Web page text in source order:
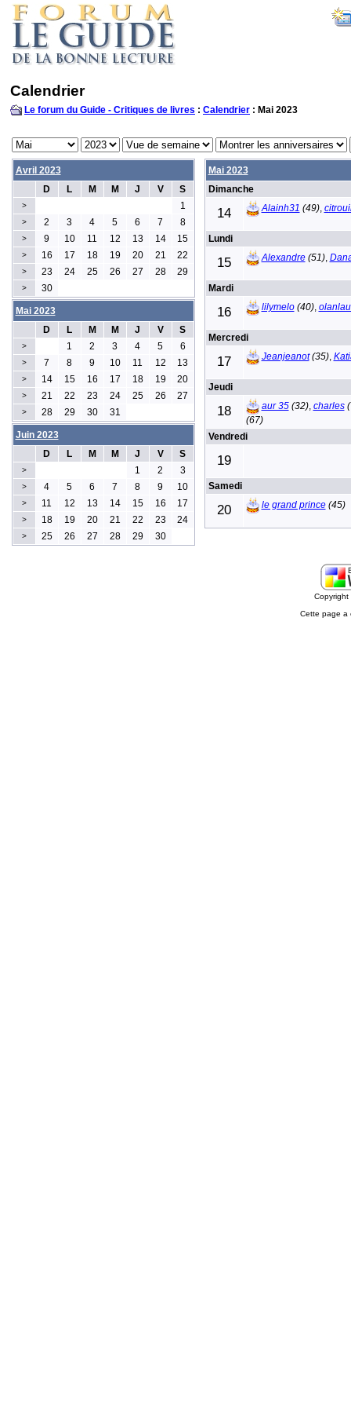
Calendrier
Le forum du Guide - Critiques de livres : Calendrier : Mai 2023
Avril 2023
D
L M M J V S
> 1
> 2 3 4 5 6 7 8
> 9 10 11 12 13 14 15
> 16 17 18 19 20 21 22
> 23 24 25 26 27 28 29
> 30
Mai 2023
Dimanche
14 Alainh31 (49),
Lundi
15 Alexandre(51),
Mardi
16 lilymelo(40),
Mercredi
17 Jeanjeanot(35),
Jeudi
18 aur 35(32), charles
(67)
Vendredi
19
Samedi
20 le grand prince(45)
Mai 2023
D
L M M J V S
> 1 2 3 4 5 6
> 7 8 9 10 11 12 13
> 14 15 16 17 18 19 20
> 21 22 23 24 25 26 27
> 28 29 30 31
Juin 2023
D
L M M J V S
> 1 2 3
> 4 5 6 7 8 9 10
> 11 12 13 14 15 16 17
> 18 19 20 21 22 23 24
> 25 26 27 28 29 30
Cette page a